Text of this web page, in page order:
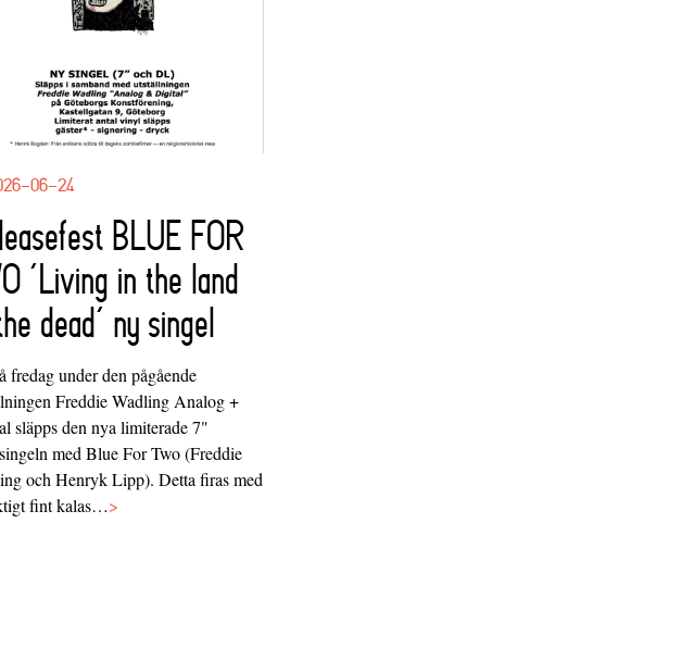
06-24
BLUE FOR
‘Living in the land
dead’ ny singel
fredag under den pågående
Freddie Wadling Analog +
släpps den nya limiterade 7"
med Blue For Two (Freddie
och Henryk Lipp). Detta firas med
fint kalas…>